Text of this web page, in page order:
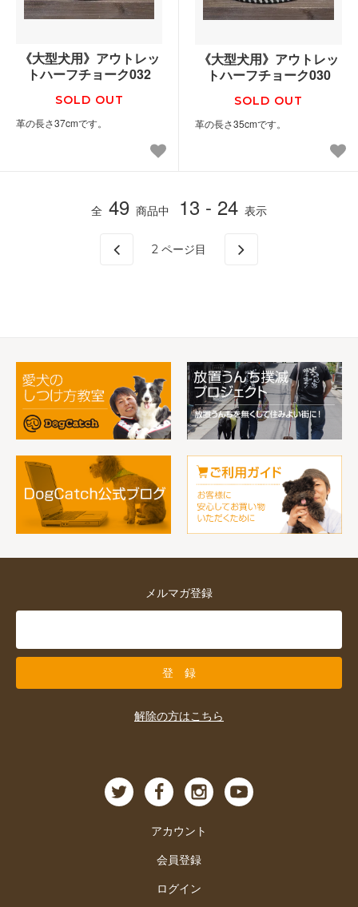
《大型犬用》アウトレッ
トハーフチョーク032
SOLD OUT
革の長さ37cmです。
《大型犬用》アウトレッ
トハーフチョーク030
SOLD OUT
革の長さ35cmです。
全 49 商品中 13 - 24 表示
2 ページ目
メルマガ登録
解除の方はこちら
アカウント
会員登録
ログイン